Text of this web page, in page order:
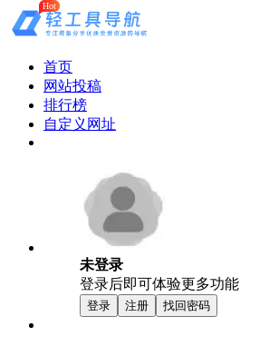
首页
网站投稿
排行榜
Hot
自定义网址
未登录
登录后即可体验更多功能
登录 注册 找回密码